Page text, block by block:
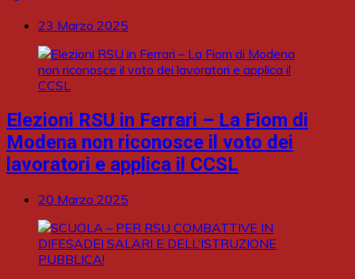
23 Marzo 2025
Elezioni RSU in Ferrari – La Fiom di
Modena non riconosce il voto dei
lavoratori e applica il CCSL
20 Marzo 2025